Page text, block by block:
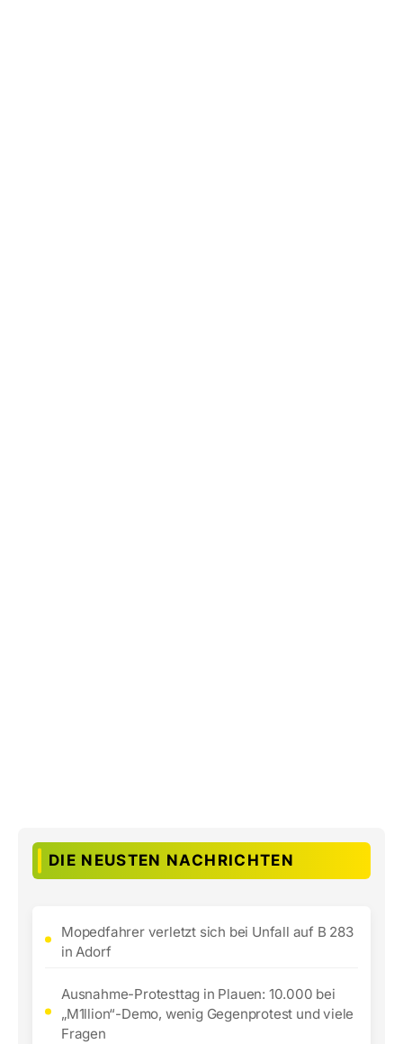
DIE NEUSTEN NACHRICHTEN
Mopedfahrer verletzt sich bei Unfall auf B 283
in Adorf
Ausnahme-Protesttag in Plauen: 10.000 bei
„M1llion“-Demo, wenig Gegenprotest und viele
Fragen